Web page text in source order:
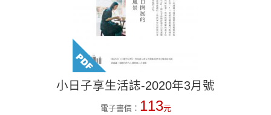
小日子享生活誌-2020年3月號
電子書價： 113元